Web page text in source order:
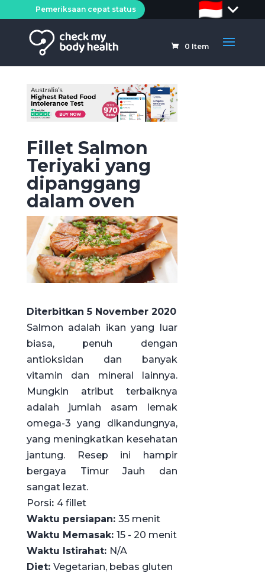
Pemeriksaan cepat status
0 Item
Fillet Salmon
Teriyaki yang
dipanggang
dalam oven
Diterbitkan 5 November 2020
Salmon adalah ikan yang luar
biasa, penuh dengan
antioksidan dan banyak
vitamin dan mineral lainnya.
Mungkin atribut terbaiknya
adalah jumlah asam lemak
omega-3 yang dikandungnya,
yang meningkatkan kesehatan
jantung. Resep ini hampir
bergaya Timur Jauh dan
sangat lezat.
Porsi: 4 fillet
Waktu persiapan: 35 menit
Waktu Memasak: 15 - 20 menit
Waktu Istirahat: N/A
Diet: Vegetarian, bebas gluten